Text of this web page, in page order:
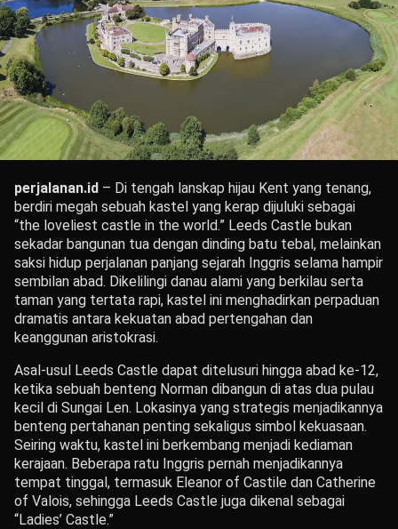
perjalanan.id – Di tengah lanskap hijau Kent yang tenang,
berdiri megah sebuah kastel yang kerap dijuluki sebagai
“the loveliest castle in the world.” Leeds Castle bukan
sekadar bangunan tua dengan dinding batu tebal, melainkan
saksi hidup perjalanan panjang sejarah Inggris selama hampir
sembilan abad. Dikelilingi danau alami yang berkilau serta
taman yang tertata rapi, kastel ini menghadirkan perpaduan
dramatis antara kekuatan abad pertengahan dan
keanggunan aristokrasi.
Asal-usul Leeds Castle dapat ditelusuri hingga abad ke-12,
ketika sebuah benteng Norman dibangun di atas dua pulau
kecil di Sungai Len. Lokasinya yang strategis menjadikannya
benteng pertahanan penting sekaligus simbol kekuasaan.
Seiring waktu, kastel ini berkembang menjadi kediaman
kerajaan. Beberapa ratu Inggris pernah menjadikannya
tempat tinggal, termasuk Eleanor of Castile dan Catherine
of Valois, sehingga Leeds Castle juga dikenal sebagai
“Ladies’ Castle.”